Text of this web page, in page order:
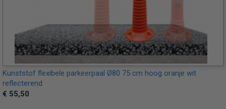
Kunststof flexibele parkeerpaal Ø80 75 cm hoog oranje wit
reflecterend
€ 55,50